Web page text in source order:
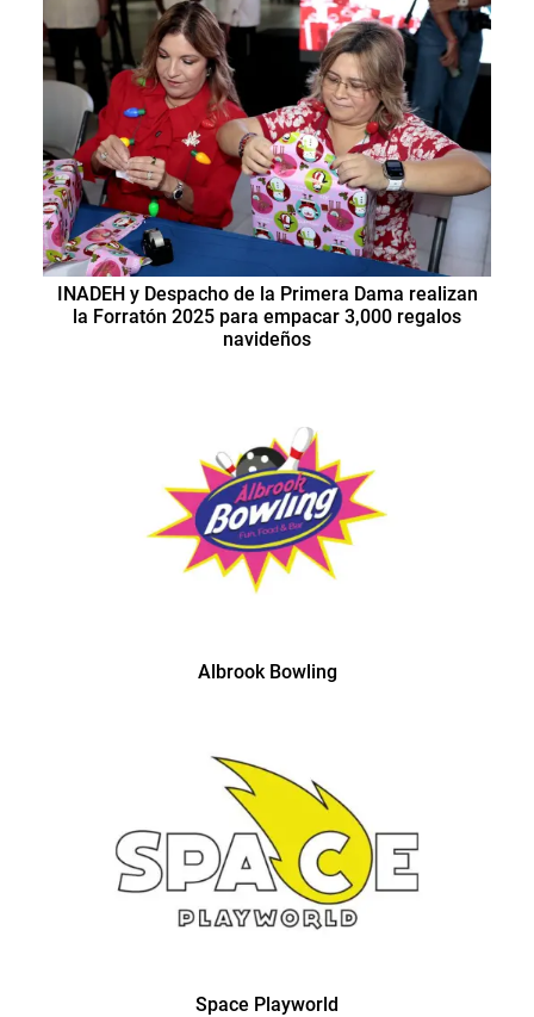
INADEH y Despacho de la Primera Dama realizan
la Forratón 2025 para empacar 3,000 regalos
navideños
Albrook Bowling
Space Playworld